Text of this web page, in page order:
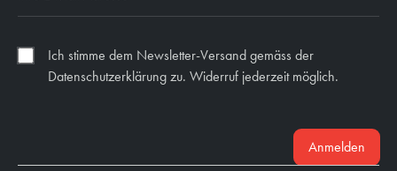
Ich stimme dem Newsletter-Versand gemäss der
Datenschutzerklärung zu. Widerruf jederzeit möglich.
Anmelden